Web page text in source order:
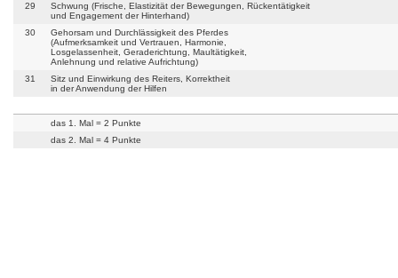
29
Schwung (Frische, Elastizität der Bewegungen, Rückentätigkeit
und Engagement der Hinterhand)
30
Gehorsam und Durchlässigkeit des Pferdes
(Aufmerksamkeit und Vertrauen, Harmonie,
Losgelassenheit, Geraderichtung, Maultätigkeit,
Anlehnung und relative Aufrichtung)
31
Sitz und Einwirkung des Reiters, Korrektheit
in der Anwendung der Hilfen
das 1. Mal = 2 Punkte
das 2. Mal = 4 Punkte